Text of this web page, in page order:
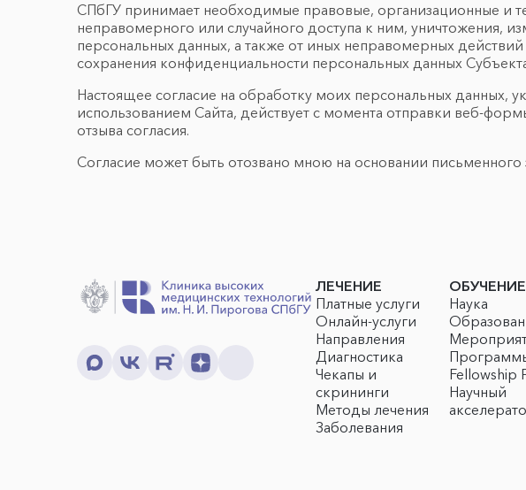
СПбГУ принимает необходимые правовые, организационные и
неправомерного или случайного доступа к ним, уничтожения,
персональных данных, а также от иных неправомерных
сохранения конфиденциальности персональных данных
Настоящее согласие на обработку моих персональных данных,
использованием Сайта, действует с момента отправки веб-
отзыва согласия.
Согласие может быть отозвано мною на основании
ЛЕЧЕНИЕ
Платные услуги
Онлайн-услуги
Направления
Диагностика
Чекапы и
скрининги
Методы лечения
Заболевания
ОБУЧЕНИЕ
Наука
Fellowship
Научный